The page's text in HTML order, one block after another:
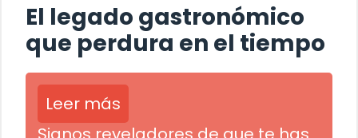
El legado gastronómico
que perdura en el tiempo
Leer más